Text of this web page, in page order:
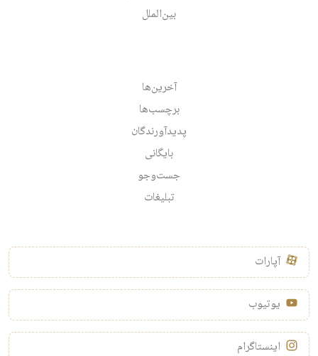
بین‌الملل
آخرین‌ها
برچسب‌ها
پدیدآورندگان
بایگانی
جست‌وجو
تبلیغات
آپارات
یوتیوب
اینستاگرام